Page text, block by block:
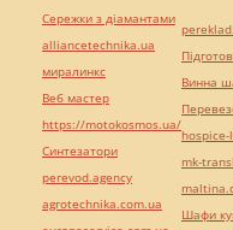
Сережки з діамантами
alliancetechnika.ua
миралинкс
Веб мастер
https://motokosmos.ua/
Синтезатори
perevod.agency
agrotechnika.com.ua
Винна
mk-
Шафи